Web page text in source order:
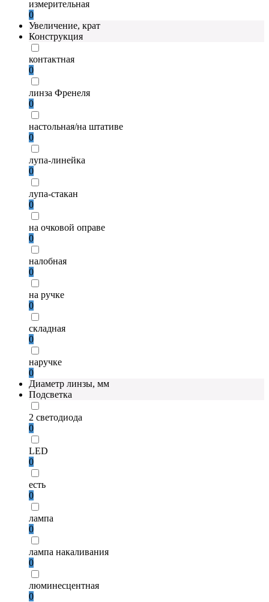
измерительная
0
Увеличение, крат
Конструкция
контактная
0
линза Френеля
0
настольная/на штативе
0
лупа-линейка
0
лупа-стакан
0
на очковой оправе
0
налобная
0
на ручке
0
складная
0
наручке
0
Диаметр линзы, мм
Подсветка
2 светодиода
0
LED
0
есть
0
лампа
0
лампа накаливания
0
люминесцентная
0